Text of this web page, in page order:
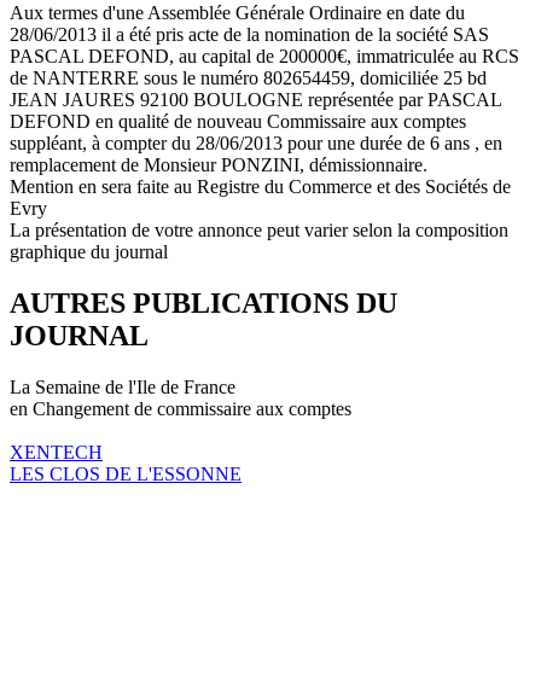
Aux termes d'une Assemblée Générale Ordinaire en date du
28/06/2013 il a été pris acte de la nomination de la société SAS
PASCAL DEFOND, au capital de 200000€, immatriculée au RCS
de NANTERRE sous le numéro 802654459, domiciliée 25 bd
JEAN JAURES 92100 BOULOGNE représentée par PASCAL
DEFOND en qualité de nouveau Commissaire aux comptes
suppléant, à compter du 28/06/2013 pour une durée de 6 ans , en
remplacement de Monsieur PONZINI, démissionnaire.
Mention en sera faite au Registre du Commerce et des Sociétés de
Evry
La présentation de votre annonce peut varier selon la composition
graphique du journal
AUTRES PUBLICATIONS DU
JOURNAL
La Semaine de l'Ile de France
en Changement de commissaire aux comptes
XENTECH
LES CLOS DE L'ESSONNE